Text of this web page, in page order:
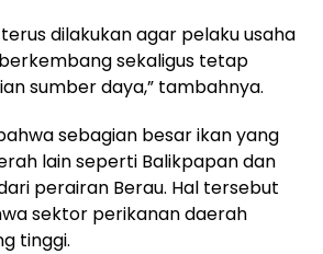
dilakukan agar pelaku usaha
sekaligus tetap
sumber daya,” tambahnya.
sebagian besar ikan yang
lain seperti Balikpapan dan
perairan Berau. Hal tersebut
sektor perikanan daerah
tinggi.